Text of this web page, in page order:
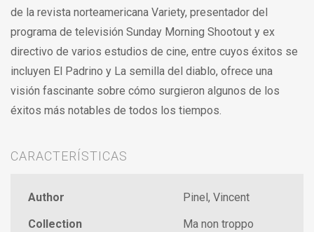
de la revista norteamericana Variety, presentador del
programa de televisión Sunday Morning Shootout y ex
directivo de varios estudios de cine, entre cuyos éxitos se
incluyen El Padrino y La semilla del diablo, ofrece una
visión fascinante sobre cómo surgieron algunos de los
éxitos más notables de todos los tiempos.
CARACTERÍSTICAS
Author
Pinel, Vincent
Collection
Ma non troppo